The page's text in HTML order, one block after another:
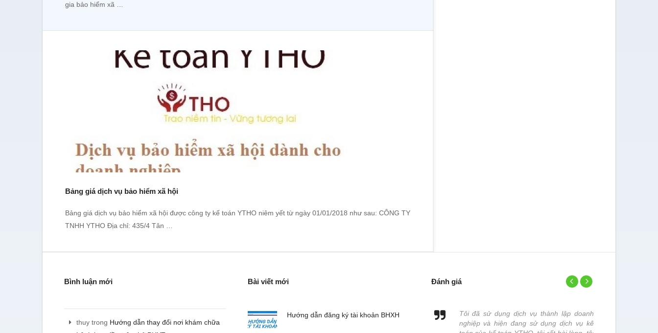
gia bảo hiểm xã …
Bảng giá dịch vụ bảo hiểm xã hội
Bảng giá dịch vụ bảo hiểm xã hội được công ty kế toán YTHO niêm yết từ ngày 01/01/2018 như sau: CÔNG TY
TNHH YTHO Địa chỉ: 435/4 Tân …
Bình luận mới
thuytrong Hướng dẫn thay đổi nơi khám chữa
Bài viết mới
Hướng dẫn đăng ký tài khoản BHXH
Đánh giá
Tôi đã sử dụng dịch vụ thành lập doanh
nghiệp và hiện đang sử dụng dịch vụ kế
Đơn vị chúng tôi chuyên nhập hàng về bán,
Tôi đã sử dụng dịch vụ thành lập doanh
nghiệp và hiện đang sử dụng dịch vụ kế